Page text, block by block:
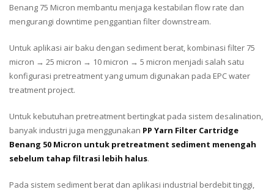
Benang 75 Micron membantu menjaga kestabilan flow rate dan
mengurangi downtime penggantian filter downstream.
Untuk aplikasi air baku dengan sediment berat, kombinasi filter 75
micron → 25 micron → 10 micron → 5 micron menjadi salah satu
konfigurasi pretreatment yang umum digunakan pada EPC water
treatment project.
Untuk kebutuhan pretreatment bertingkat pada sistem desalination,
banyak industri juga menggunakan PP Yarn Filter Cartridge
Benang 50 Micron untuk pretreatment sediment menengah
sebelum tahap filtrasi lebih halus.
Pada sistem sediment berat dan aplikasi industrial berdebit tinggi,